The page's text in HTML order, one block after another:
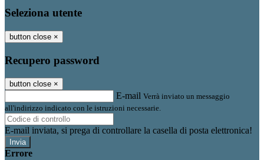
Seleziona utente
button close ×
Recupero password
button close ×
E-mail Verrà inviato un messaggio
all'indirizzo indicato con le istruzioni necessarie.
E-mail inviata, si prega di controllare la casella di posta elettronica!
Errore